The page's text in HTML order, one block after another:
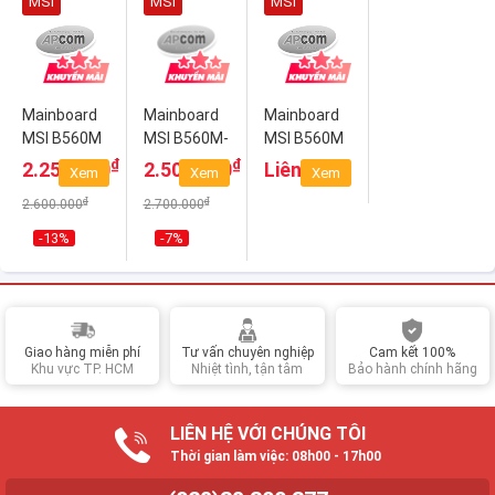
Mainboard
MSI B560M
PRO-E
2.250.000₫
2.600.000₫
-13%
Xem
Mainboard
MSI B560M-
A PRO
2.500.000₫
2.700.000₫
-7%
Xem
Mainboard
MSI B560M
PRO-VDH
Liên hệ
Xem
Giao hàng miễn phí
Khu vực TP. HCM
Tư vấn chuyên nghiệp
Nhiệt tình, tận tâm
Cam kết 100%
Bảo hành chính hãng
LIÊN HỆ VỚI CHÚNG TÔI
Thời gian làm việc: 08h00 - 17h00